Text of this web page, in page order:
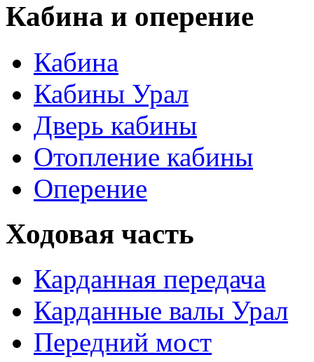
Кабина и оперение
Кабина
Кабины Урал
Дверь кабины
Отопление кабины
Оперение
Ходовая часть
Карданная передача
Карданные валы Урал
Передний мост